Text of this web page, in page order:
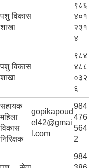
पशु विकास
शाखा
९८६
४०१
२३१
४
पशु विकास
शाखा
९८४
४८८
०३२
६
सहायक
महिला
विकास
निरिक्षक
gopikapoud
el42@gmai
l.com
984
476
564
2
984